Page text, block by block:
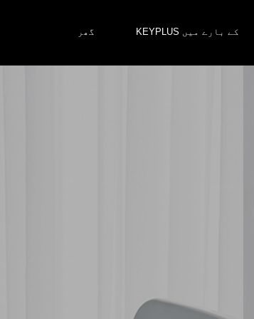
گھر KEYPLUS کے بارے میں